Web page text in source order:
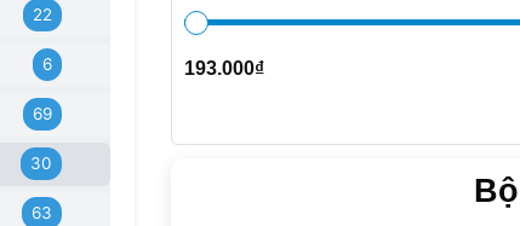
22
6
69
30
63
193.000₫